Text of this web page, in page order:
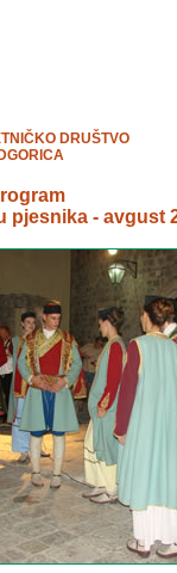
DRUŠTVO
pjesnika - avgust